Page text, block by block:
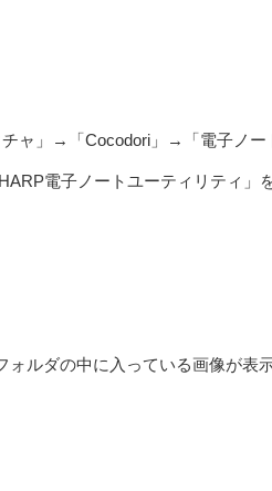
ャ」→「Cocodori」→「電子ノー
電子ノートユーティリティ」
ルダの中に入っている画像が表示